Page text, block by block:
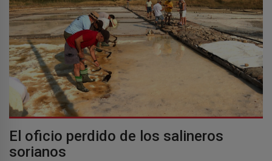
El oficio perdido de los salineros
sorianos